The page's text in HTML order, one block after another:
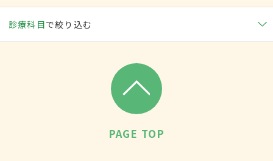
診療科目で絞り込む
PAGE TOP